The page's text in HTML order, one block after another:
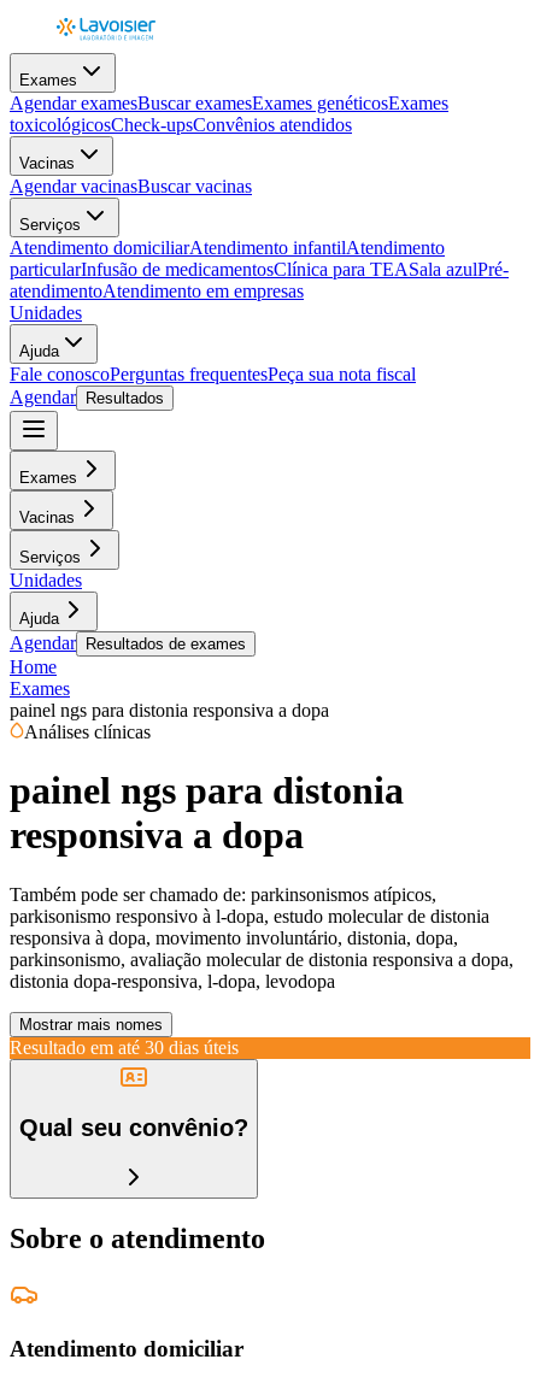
Exames
Agendar examesBuscar examesExames genéticosExames
toxicológicosCheck-upsConvênios atendidos
Vacinas
Agendar vacinasBuscar vacinas
Serviços
Atendimento domiciliarAtendimento infantilAtendimento
particularInfusão de medicamentosClínica para TEASala azulPré-
atendimentoAtendimento em empresas
Unidades
Ajuda
Fale conoscoPerguntas frequentesPeça sua nota fiscal
Agendar
Resultados
Exames
Vacinas
Serviços
Unidades
Ajuda
Agendar Resultados de exames
Home
Exames
painel ngs para distonia responsiva a dopa
Análises clínicas
painel ngs para distonia
responsiva a dopa
Também pode ser chamado de: parkinsonismos atípicos,
parkisonismo responsivo à l-dopa, estudo molecular de distonia
responsiva à dopa, movimento involuntário, distonia, dopa,
parkinsonismo, avaliação molecular de distonia responsiva a dopa,
distonia dopa-responsiva, l-dopa, levodopa
Mostrar mais nomes
Resultado em até 30 dias úteis
Qual seu convênio?
Sobre o atendimento
Atendimento domiciliar